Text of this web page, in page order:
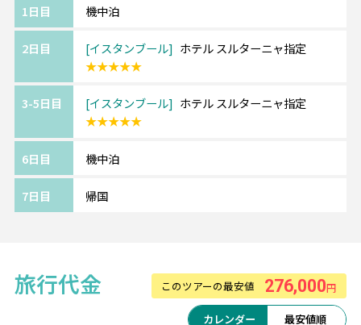
という3代続いた大帝国の首都であり、
ます。
アジアとヨーロッパの2大陸の文化が混在し、
《『5ッ星』イスタンブール/ホテル スルター
ニャ/Hotel Sultania》
《ツアーアレンジが得意です！》
欧州各都市との周遊アレンジや、宿泊数の変
1日目 機中泊
2日目 イスタンブール
ホテル スルターニャ指定
★★★★★
3-5日目 イスタンブール
ホテル スルターニャ指定
★★★★★
6日目 機中泊
7日目 帰国
旅行代金 このツアーの最安値 276,000円
カレンダー 最安値順